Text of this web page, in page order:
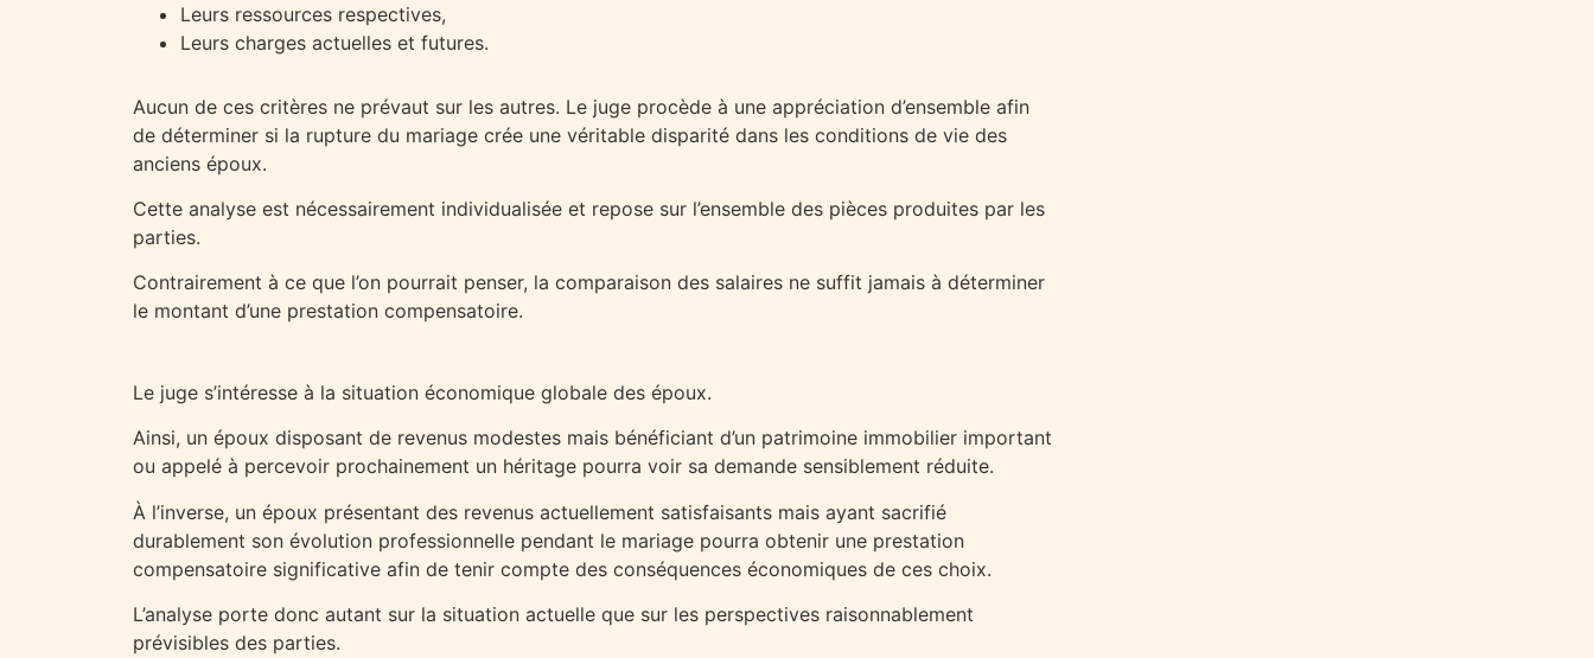
Leurs ressources respectives,
Leurs charges actuelles et futures.
Aucun de ces critères ne prévaut sur les autres. Le juge procède à une appréciation d’ensemble afin
de déterminer si la rupture du mariage crée une véritable disparité dans les conditions de vie des
anciens époux.
Cette analyse est nécessairement individualisée et repose sur l’ensemble des pièces produites par les
parties.
Contrairement à ce que l’on pourrait penser, la comparaison des salaires ne suffit jamais à déterminer
le montant d’une prestation compensatoire.
Le juge s’intéresse à la situation économique globale des époux.
Ainsi, un époux disposant de revenus modestes mais bénéficiant d’un patrimoine immobilier important
ou appelé à percevoir prochainement un héritage pourra voir sa demande sensiblement réduite.
À l’inverse, un époux présentant des revenus actuellement satisfaisants mais ayant sacrifié
durablement son évolution professionnelle pendant le mariage pourra obtenir une prestation
compensatoire significative afin de tenir compte des conséquences économiques de ces choix.
L’analyse porte donc autant sur la situation actuelle que sur les perspectives raisonnablement
prévisibles des parties.